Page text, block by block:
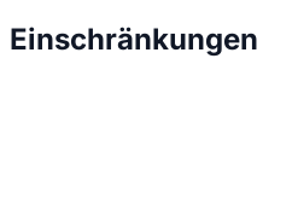
Einschränkungen